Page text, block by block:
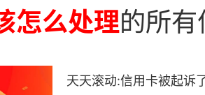
怎么处理的所
天天滚动:信用卡被起诉